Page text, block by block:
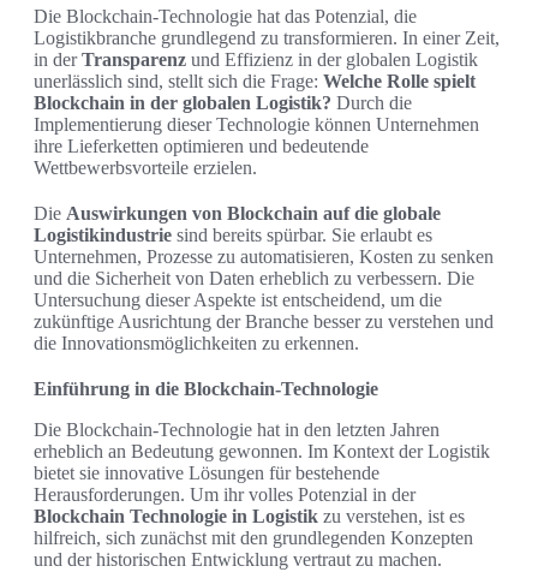
Die Blockchain-Technologie hat das Potenzial, die
Logistikbranche grundlegend zu transformieren. In einer Zeit,
in derTransparenz und Effizienz in der globalen Logistik
unerlässlich sind, stellt sich die Frage: Welche Rolle spielt
Blockchain in der globalen Logistik? Durch die
Implementierung dieser Technologie können Unternehmen
ihre Lieferketten optimieren und bedeutende
Wettbewerbsvorteile erzielen.
Die Auswirkungen von Blockchain auf die globale
Logistikindustrie sind bereits spürbar. Sie erlaubt es
Unternehmen, Prozesse zu automatisieren, Kosten zu senken
und die Sicherheit von Daten erheblich zu verbessern. Die
Untersuchung dieser Aspekte ist entscheidend, um die
zukünftige Ausrichtung der Branche besser zu verstehen und
die Innovationsmöglichkeiten zu erkennen.
Einführung in die Blockchain-Technologie
Die Blockchain-Technologie hat in den letzten Jahren
erheblich an Bedeutung gewonnen. Im Kontext der Logistik
bietet sie innovative Lösungen für bestehende
Herausforderungen. Um ihr volles Potenzial in der
Blockchain Technologie in Logistik zu verstehen, ist es
hilfreich, sich zunächst mit den grundlegenden Konzepten
und der historischen Entwicklung vertraut zu machen.